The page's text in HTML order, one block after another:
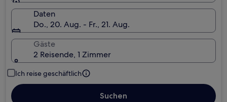
Daten
Do., 20. Aug. - Fr., 21. Aug.
Gäste
2 Reisende, 1 Zimmer
Ich reise geschäftlich
Suchen